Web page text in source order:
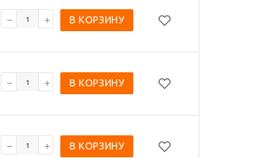
В КОРЗИНУ
В КОРЗИНУ
В КОРЗИНУ